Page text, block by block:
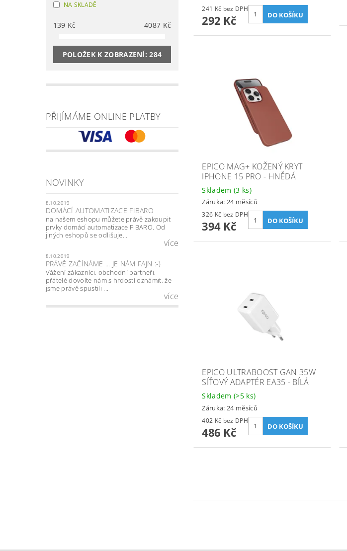
NA SKLADĚ
139 Kč 4087 Kč
POLOŽEK K ZOBRAZENÍ:284
PŘIJÍMÁME ONLINE PLATBY
NOVINKY
8.10.2019
DOMÁCÍ AUTOMATIZACE FIBARO
na našem eshopu můžete právě zakoupit
prvky domácí automatizace FIBARO. Od
jiných eshopů se odlišuje...
více
8.10.2019
PRÁVĚ ZAČÍNÁME ... JE NÁM FAJN :-)
Vážení zákazníci, obchodní partneři,
přátelé dovolte nám s hrdostí oznámit, že
jsme právě spustili ...
více
241 Kč bez DPH
292 Kč
EPICO MAG+ KOŽENÝ KRYT
IPHONE 15 PRO - HNĚDÁ
Skladem (3 ks)
Záruka: 24 měsíců
326 Kč bez DPH
394 Kč
EPICO ULTRABOOST GAN 35W
SÍŤOVÝ ADAPTÉR EA35 - BÍLÁ
Skladem (>5 ks)
Záruka: 24 měsíců
402 Kč bez DPH
486 Kč